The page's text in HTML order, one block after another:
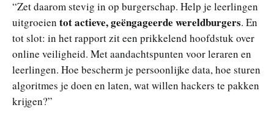
“Zet daarom stevig in op burgerschap. Help je leerlingen
uitgroeien tot actieve, geëngageerde wereldburgers. En
tot slot: in het rapport zit een prikkelend hoofdstuk over
online veiligheid. Met aandachtspunten voor leraren en
leerlingen. Hoe bescherm je persoonlijke data, hoe sturen
algoritmes je doen en laten, wat willen hackers te pakken
krijgen?”